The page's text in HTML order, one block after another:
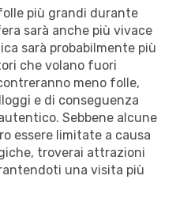
più grandi durante
sarà anche più vivace
sarà probabilmente più
che volano fuori
meno folle,
e di conseguenza
Sebbene alcune
essere limitate a causa
troverai attrazioni
una visita più